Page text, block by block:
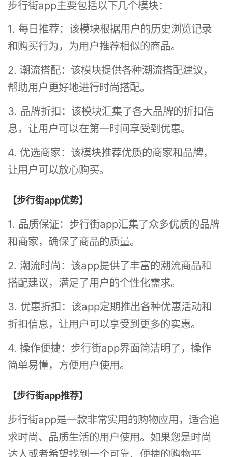
步行街app主要包括以下几个模块：
1. 每日推荐：该模块根据用户的历史浏览记录
和购买行为，为用户推荐相似的商品。
2. 潮流搭配：该模块提供各种潮流搭配建议，
帮助用户更好地进行时尚搭配。
3. 品牌折扣：该模块汇集了各大品牌的折扣信
息，让用户可以在第一时间享受到优惠。
4. 优选商家：该模块推荐优质的商家和品牌，
让用户可以放心购买。
【步行街app优势】
1. 品质保证：步行街app汇集了众多优质的品牌
和商家，确保了商品的质量。
2. 潮流时尚：该app提供了丰富的潮流商品和
搭配建议，满足了用户的个性化需求。
3. 优惠折扣：该app定期推出各种优惠活动和
折扣信息，让用户可以享受到更多的实惠。
4. 操作便捷：步行街app界面简洁明了，操作
简单易懂，方便用户使用。
【步行街app推荐】
步行街app是一款非常实用的购物应用，适合追
求时尚、品质生活的用户使用。如果您是时尚
达人或者希望找到一个可靠、便捷的购物平